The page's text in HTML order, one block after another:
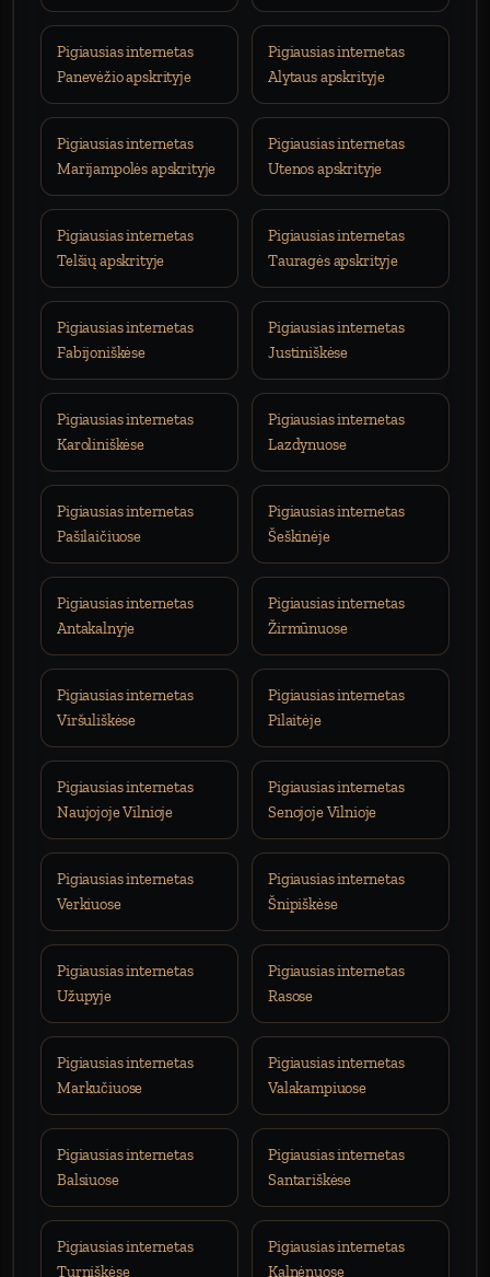
Pigiausias internetas
Panevėžio apskrityje
Pigiausias internetas
Alytaus apskrityje
Pigiausias internetas
Marijampolės apskrityje
Pigiausias internetas
Utenos apskrityje
Pigiausias internetas
Telšių apskrityje
Pigiausias internetas
Tauragės apskrityje
Pigiausias internetas
Fabijoniškėse
Pigiausias internetas
Justiniškėse
Pigiausias internetas
Karoliniškėse
Pigiausias internetas
Lazdynuose
Pigiausias internetas
Pašilaičiuose
Pigiausias internetas
Šeškinėje
Pigiausias internetas
Antakalnyje
Pigiausias internetas
Žirmūnuose
Pigiausias internetas
Viršuliškėse
Pigiausias internetas
Pilaitėje
Pigiausias internetas
Naujojoje Vilnioje
Pigiausias internetas
Senojoje Vilnioje
Pigiausias internetas
Verkiuose
Pigiausias internetas
Šnipiškėse
Pigiausias internetas
Užupyje
Pigiausias internetas
Rasose
Pigiausias internetas
Markučiuose
Pigiausias internetas
Valakampiuose
Pigiausias internetas
Balsiuose
Pigiausias internetas
Santariškėse
Pigiausias internetas
Turniškėse
Pigiausias internetas
Kalnėnuose